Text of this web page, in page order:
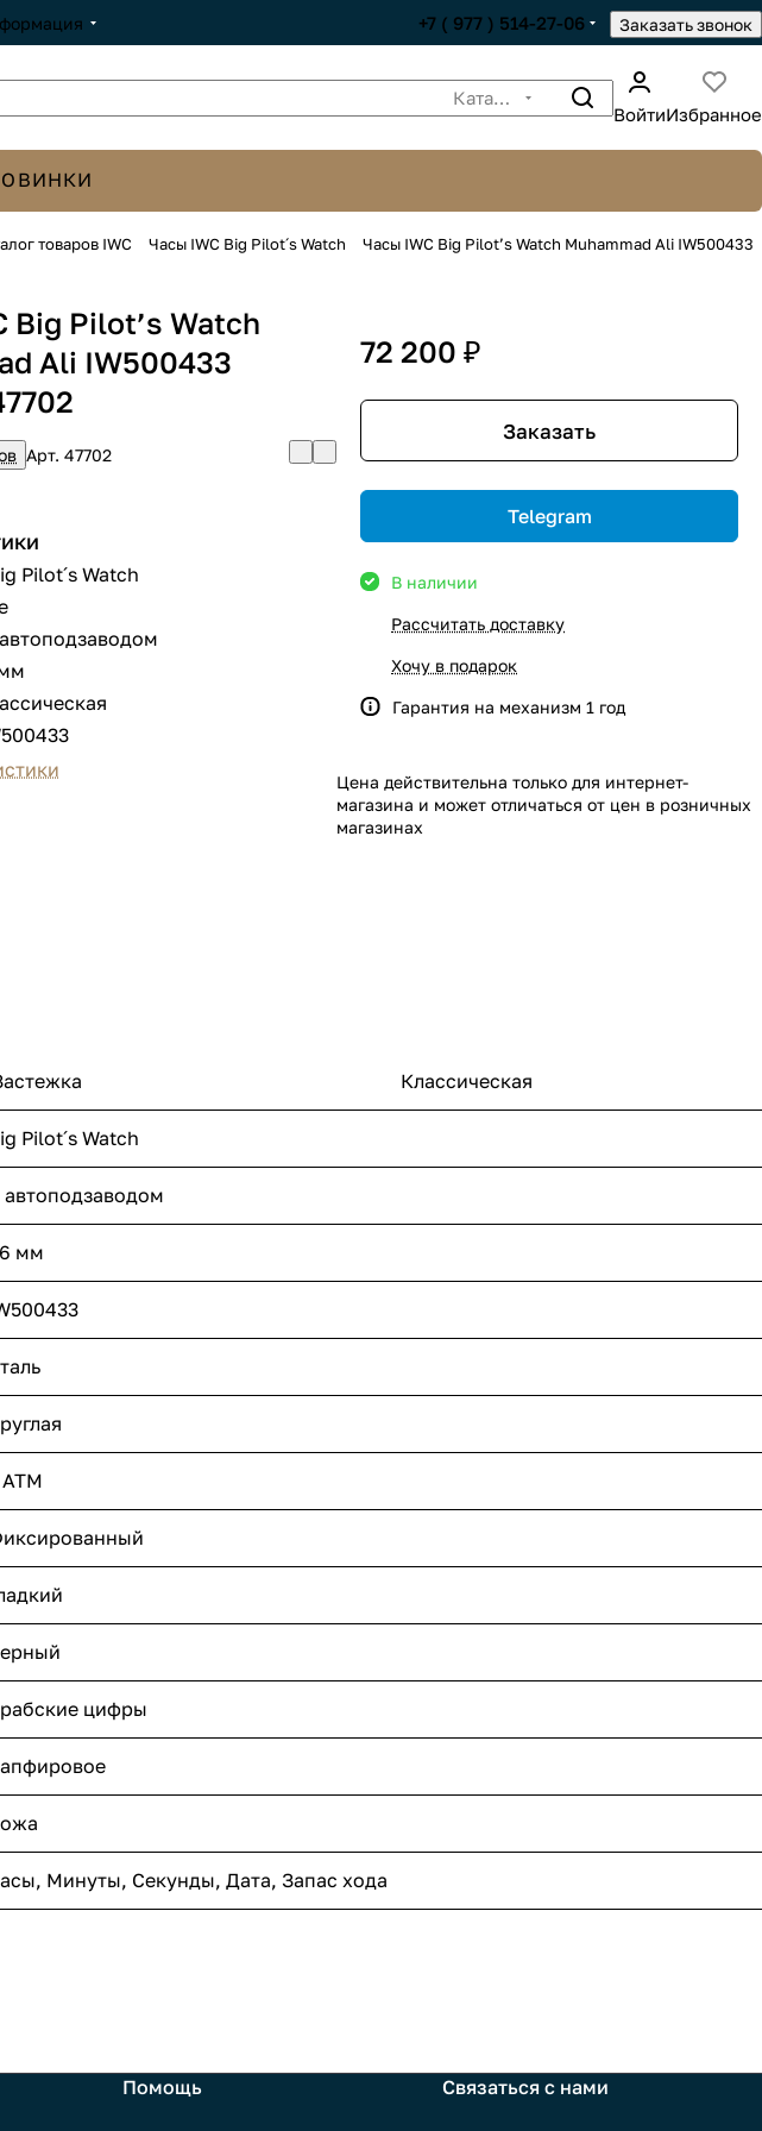
+7 ( 977 ) 514-27-06 Заказать звонок
ВойтиИзбранное
товаров IWC Часы IWC Big Pilot´s Watch
Часы IWC Big Pilot’s Watch Muhammad Ali IW500433
Big Pilot’s Watch
Ali IW500433
Арт.47702
Pilot´s Watch
72 200 ₽
Заказать
Telegram
В наличии
Рассчитать доставку
Хочу в подарок
Гарантия на механизм 1 год
Цена действительна только для интернет-
магазина и может отличаться от цен в розничных
магазинах
Классическая
Pilot´s Watch
автоподзаводом
мм
цифры
Минуты, Секунды, Дата, Запас хода
Помощь Связаться с нами